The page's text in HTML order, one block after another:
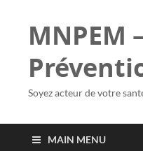
MNPEM
Soyez acteur de votre
MAIN MENU